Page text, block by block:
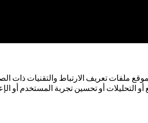
ملفات تعريف الارتباط والتقنيات
التحليلات أو تحسين تجربة المستخدم أو